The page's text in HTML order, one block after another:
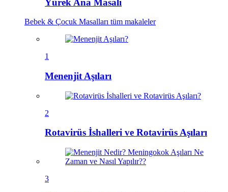
Bebek & Çocuk Masalları tüm makaleler
1
Menenjit Aşıları
2
Rotavirüs İshalleri ve Rotavirüs Aşıları
3